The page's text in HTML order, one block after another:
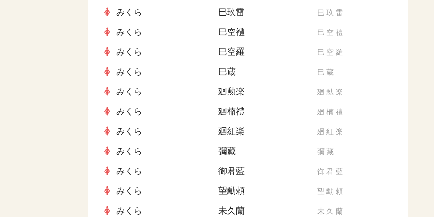
みくら 巳玖雷 巳 玖 雷
みくら 巳空禮 巳 空 禮
みくら 巳空羅 巳 空 羅
みくら 巳蔵 巳 蔵
みくら 廻勲楽 廻 勲 楽
みくら 廻楠禮 廻 楠 禮
みくら 廻紅楽 廻 紅 楽
みくら 彌藏 彌 藏
みくら 御君藍 御 君 藍
みくら 望勳頼 望 勳 頼
みくら 未久蘭 未 久 蘭